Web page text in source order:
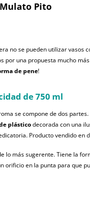
Pito
no se pueden utilizar vasos
por una propuesta mucho
de pene!
de 750 ml
se compone de dos
plásticodecorada con una
Producto vendido en
lo más sugerente. Tiene la
orificio en la punta para que